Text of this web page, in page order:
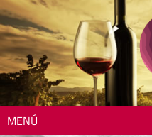
MENÚ